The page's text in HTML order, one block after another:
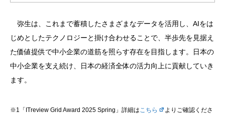
弥生は、これまで蓄積したさまざまなデータを活用し、AIをは
じめとしたテクノロジーと掛け合わせることで、半歩先を見据え
た価値提供で中小企業の道筋を照らす存在を目指します。日本の
中小企業を支え続け、日本の経済全体の活力向上に貢献していき
ます。
※1「ITreview Grid Award 2025 Spring」詳細はこちら よりご確認くださ